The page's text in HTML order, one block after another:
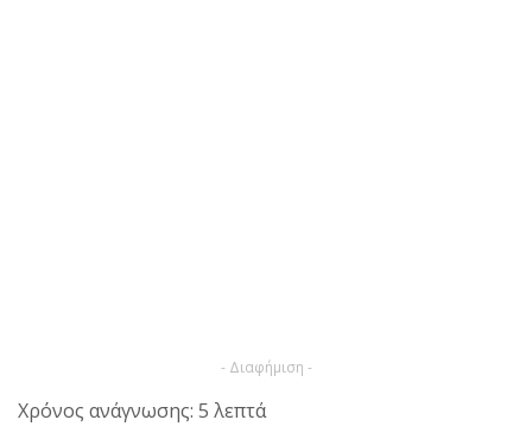
- Διαφήμιση -
Χρόνος ανάγνωσης: 5 λεπτά